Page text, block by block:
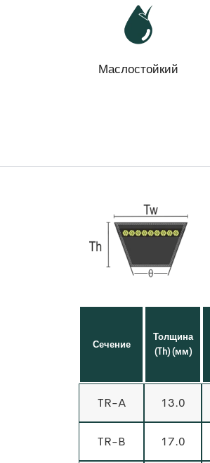
Маслостойкий
Сечение
Толщина
(Th) (мм)
TR-A 13.0
TR-B 17.0